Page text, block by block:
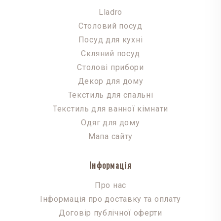
Lladro
Столовий посуд
Посуд для кухні
Скляний посуд
Столові прибори
Декор для дому
Текстиль для спальні
Текстиль для ванної кімнати
Одяг для дому
Мапа сайту
Інформація
Про нас
Інформація про доставку та оплату
Договір публічної оферти